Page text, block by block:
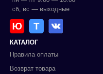
сб, вс — выходные
Ю Т
КАТАЛОГ
Правила оплаты
Возврат товара